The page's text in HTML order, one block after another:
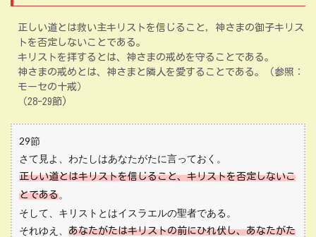
正しい道とは救い主キリストを信じること，神さまの御子キリス
トを否定しないことである。
キリストを拝するとは、神さまの戒めを守ることである。
神さまの戒めとは、神さまと隣人を愛することである。（参照：
モーセの十戒）
（28-29節)
29節
さて見よ、わたしはあなたがたに言っておく。
正しい道とはキリストを信じること、キリストを否定しないこ
とである。
そして、キリストとはイスラエルの聖者である。
それゆえ、
あなたがたはキリストの前にひれ伏し、あなたがた